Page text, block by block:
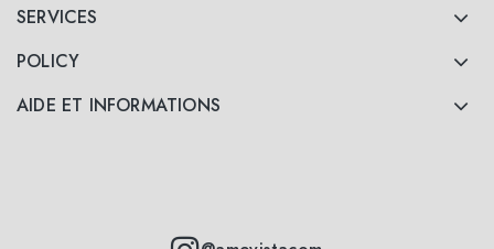
SERVICES
POLICY
AIDE ET INFORMATIONS